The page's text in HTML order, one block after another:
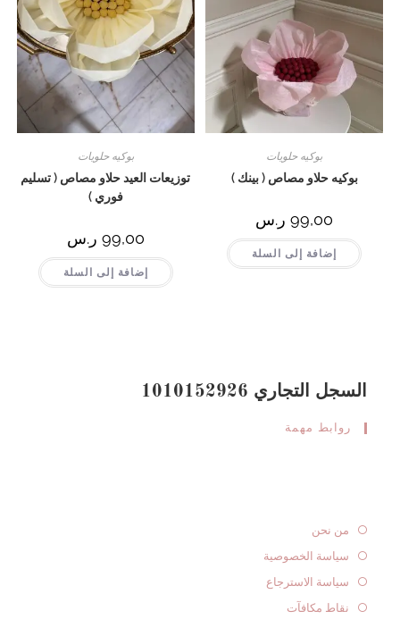
بوكيه حلويات
بوكيه حلاو مصاص ( بينك )
99,00 ر.س
إضافة إلى السلة
بوكيه حلويات
توزيعات العيد حلاو مصاص ( تسليم
فوري )
99,00 ر.س
إضافة إلى السلة
السجل التجاري 1010152926
روابط مهمة
من نحن
سياسة الخصوصية
سياسة الاسترجاع
نقاط مكافآت